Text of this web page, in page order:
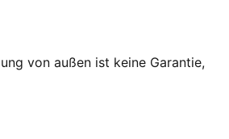
von außen ist keine Garantie,